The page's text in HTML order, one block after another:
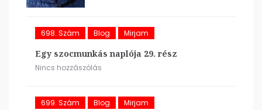
698. Szám Blog Mirjam
Egy szocmunkás naplója 29. rész
Nincs hozzászólás
699. Szám Blog Mirjam